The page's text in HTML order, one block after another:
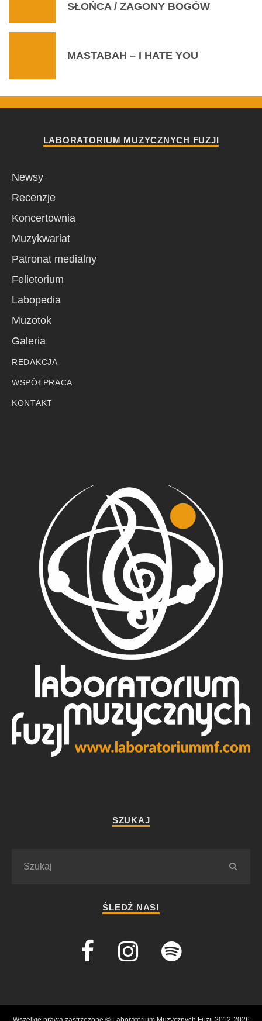
SŁOŃCA / ZAGONY BOGÓW
MASTABAH – I HATE YOU
LABORATORIUM MUZYCZNYCH FUZJI
Newsy
Recenzje
Koncertownia
Muzykwariat
Patronat medialny
Felietorium
Labopedia
Muzotok
Galeria
REDAKCJA
WSPÓŁPRACA
KONTAKT
SZUKAJ
ŚLEDŹ NAS!